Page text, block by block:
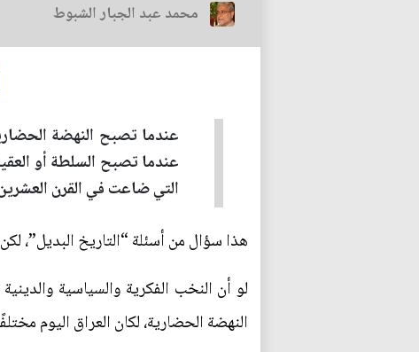
محمد عبد الجبار الشبوط
عندما تصبح النهضة
عندما تصبح السلطة أو
التي ضاعت في القرن
هذا سؤال من أسئلة “التاريخ البديل”،
النهضة الحضارية، لكان العراق اليوم